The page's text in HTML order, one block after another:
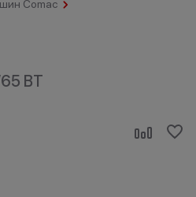
Comac
BT